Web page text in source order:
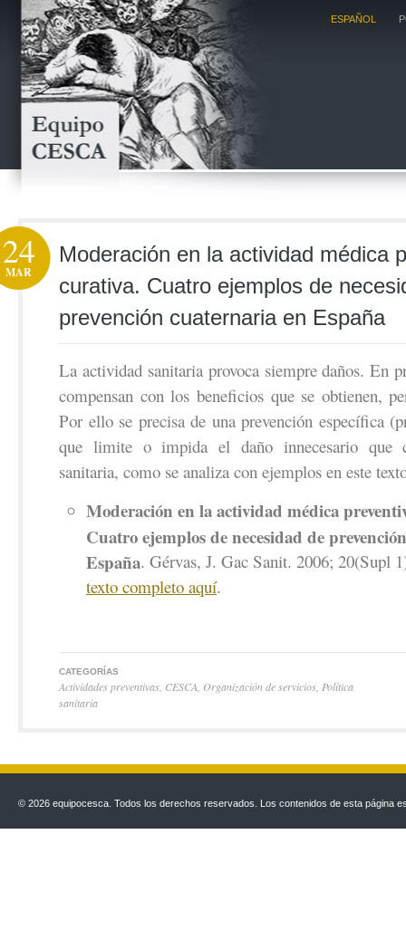
ESPAÑOL
Moderación en la actividad médica
curativa. Cuatro ejemplos de
prevención cuaternaria en España
24
MAR
La actividad sanitaria provoca siempre daños. En
compensan con los beneficios que se obtienen,
Por ello se precisa de una prevención específica
que limite o impida el daño innecesario que
sanitaria, como se analiza con ejemplos en este
Moderación en la actividad médica
Cuatro ejemplos de necesidad de
España. Gérvas, J. Gac Sanit. 2006; 20(Supl
texto completo aquí.
CATEGORÍAS
Actividades preventivas CESCA Organización de servicios Política
sanitaria
© 2026 equipocesca. Todos los derechos reservados. Los contenidos de esta página